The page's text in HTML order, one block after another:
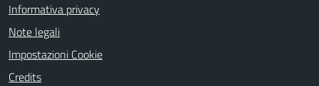
Informativa privacy
Note legali
Impostazioni Cookie
Credits